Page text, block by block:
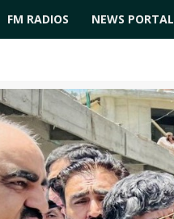
FM RADIOS NEWS PORTAL